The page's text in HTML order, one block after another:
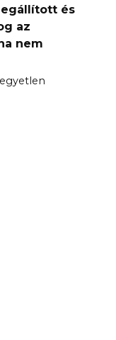
és
az
nem